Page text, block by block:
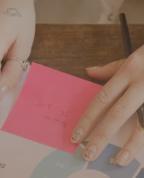
19 juin 2026